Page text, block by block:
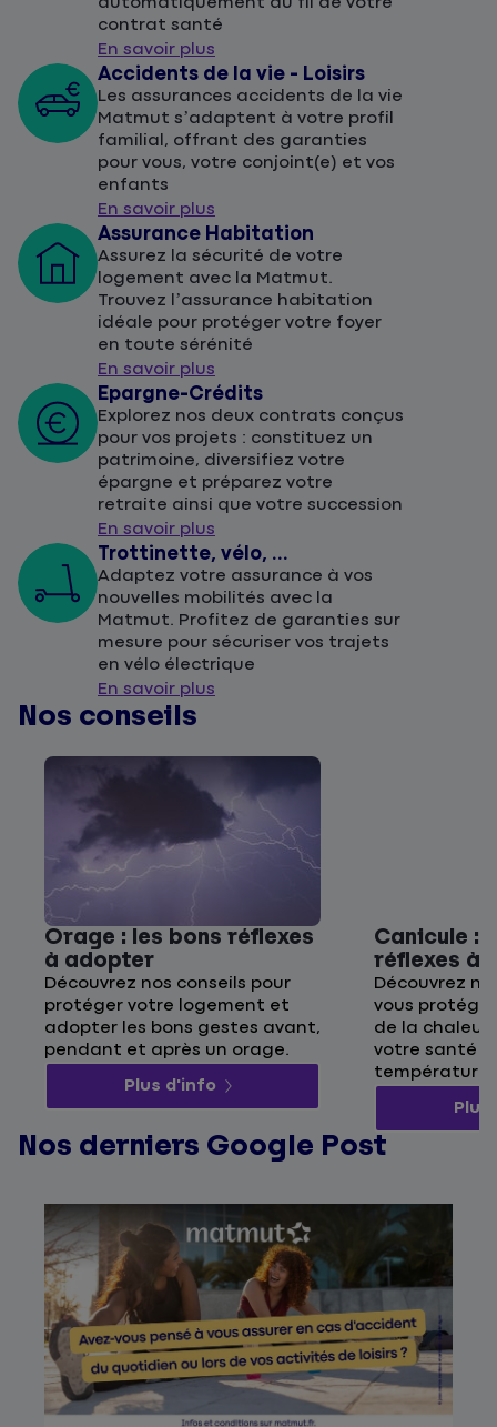
contrat santé
En savoir plus
Accidents de la vie - Loisirs
Les assurances accidents de la vie
Matmut s’adaptent à votre profil
familial, offrant des garanties
pour vous, votre conjoint(e) et vos
enfants
En savoir plus
Assurance Habitation
Assurez la sécurité de votre
logement avec la Matmut.
Trouvez l’assurance habitation
idéale pour protéger votre foyer
en toute sérénité
En savoir plus
Epargne-Crédits
Explorez nos deux contrats conçus
pour vos projets : constituez un
patrimoine, diversifiez votre
épargne et préparez votre
retraite ainsi que votre succession
En savoir plus
Trottinette, vélo, ...
Adaptez votre assurance à vos
nouvelles mobilités avec la
Matmut. Profitez de garanties sur
mesure pour sécuriser vos trajets
en vélo électrique
En savoir plus
Nos conseils
Orage : les bons réflexes
à adopter
Découvrez nos conseils pour
protéger votre logement et
adopter les bons gestes avant,
pendant et après un orage.
Plus d'info
Canicule :
réflexes à
Découvrez
vous
de la chaleur
votre santé
Nos derniers Google Post